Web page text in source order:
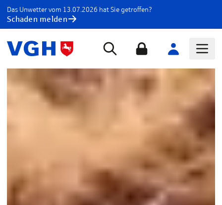
Das Unwetter vom 13.07.2026 hat Sie getroffen?
Schaden melden